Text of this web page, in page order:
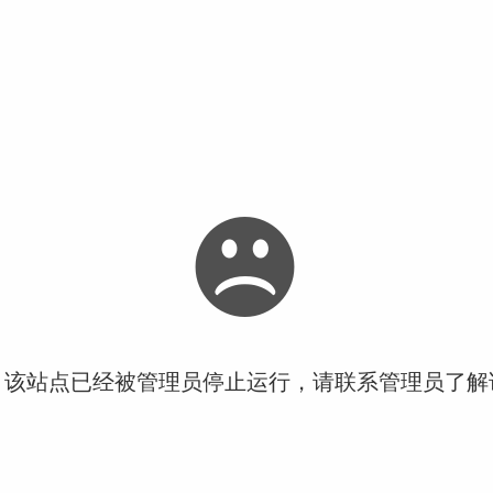
站点已经被管理员停止运行，请联系管理员了